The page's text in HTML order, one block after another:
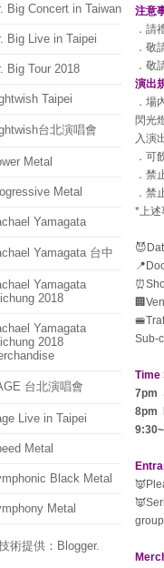
Big Concert in Taiwan
Big Live in Taipei
Big Tour 2018
Taipei
台北演唱會
Metal
Metal
Yamagata
Yamagata 台中
Yamagata
2018
Yamagata
2018
台北演唱會
Live in Taipei
Metal
Black Metal
Metal
術提供： Blogger.
注意
．請
．敬
．敬
演出
．場
閃光
入演
．可
．禁
．禁
*上述
Sub-
Time
7pm
8pm